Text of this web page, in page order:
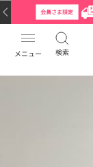
メニュー 検索